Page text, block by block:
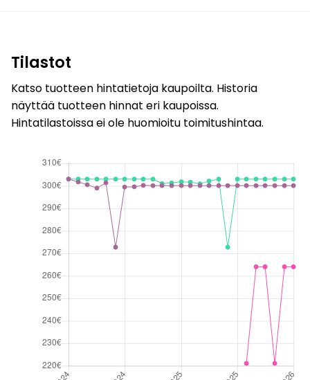
Tilastot
Katso tuotteen hintatietoja kaupoilta. Historia
näyttää tuotteen hinnat eri kaupoissa.
Hintatilastoissa ei ole huomioitu toimitushintaa.